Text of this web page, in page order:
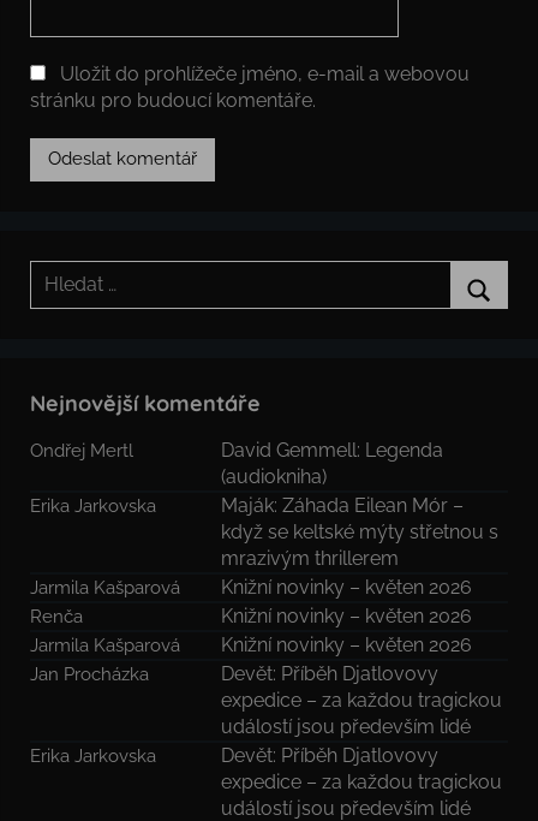
Uložit do prohlížeče jméno, e-mail a webovou
stránku pro budoucí komentáře.
Hledat:
Nejnovější komentáře
Ondřej Mertl
David Gemmell: Legenda
(audiokniha)
Erika Jarkovska
Maják: Záhada Eilean Mór –
když se keltské mýty střetnou s
mrazivým thrillerem
Jarmila Kašparová Knižní novinky – květen 2026
Renča Knižní novinky – květen 2026
Jarmila Kašparová Knižní novinky – květen 2026
Jan Procházka
Devět: Příběh Djatlovovy
expedice – za každou tragickou
událostí jsou především lidé
Erika Jarkovska
Devět: Příběh Djatlovovy
expedice – za každou tragickou
událostí jsou především lidé